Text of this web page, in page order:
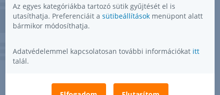
Az egyes kategóriákba tartozó sütik gyűjtését el is
utasíthatja. Preferenciáit a sütibeállítások menüpont alatt
bármikor módosíthatja.
Adatvédelemmel kapcsolatosan további információkat itt
talál.